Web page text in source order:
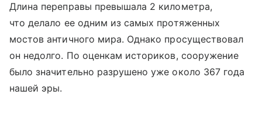
Длина переправы превышала 2 километра,
что делало ее одним из самых протяженных
мостов античного мира. Однако просуществовал
он недолго. По оценкам историков, сооружение
было значительно разрушено уже около 367 года
нашей эры.